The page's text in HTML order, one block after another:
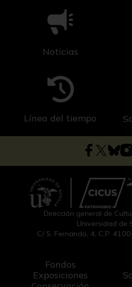
Noticias
Línea del tiempo
Dirección general de
Universidad de
C/ S. Fernando, 4, C.P.
Fondos
Exposiciones